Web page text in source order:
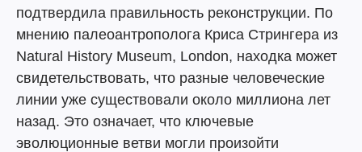
подтвердила правильность реконструкции. По
мнению палеоантрополога Криса Стрингера из
Natural History Museum, London, находка может
свидетельствовать, что разные человеческие
линии уже существовали около миллиона лет
назад. Это означает, что ключевые
эволюционные ветви могли произойти